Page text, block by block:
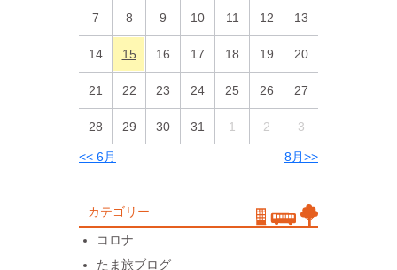
7 8 9 10 11 12 13
14 15 16 17 18 19 20
21 22 23 24 25 26 27
28 29 30 31 1 2 3
<< 6月 8月>>
カテゴリー
コロナ
たま旅ブログ